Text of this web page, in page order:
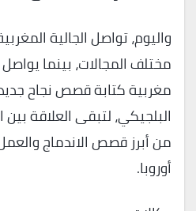
واليوم، تواصل الجالية
مختلف المجالات، بينما
مغربية كتابة قصص نجاح
البلجيكي، لتبقى العلاقة بين
من أبرز قصص الاندماج
أوروبا.